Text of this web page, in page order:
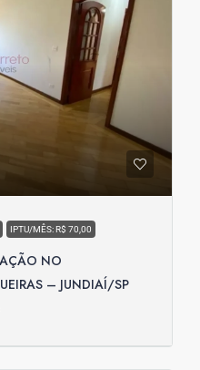
IPTU/MÊS: R$ 70,00
NO
– JUNDIAÍ/SP